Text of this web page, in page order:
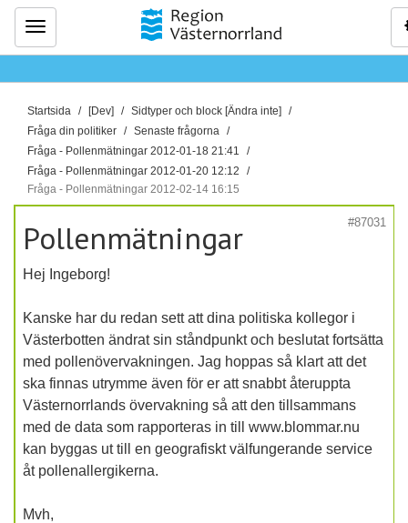
Meny
D
u
ä
r
h
r
:
Startsida [Dev]
Sidtyper och block [Ändra inte]
Fråga din politiker
Senaste frågorna
Fråga - Pollenmätningar 2012-01-18 21:41
Fråga - Pollenmätningar 2012-01-20 12:12
Fråga - Pollenmätningar 2012-02-14 16:15
#87031
Pollenmätningar
Hej Ingeborg!
Kanske har du redan sett att dina politiska kollegor i
Västerbotten ändrat sin ståndpunkt och beslutat fortsätta
med pollenövervakningen. Jag hoppas så klart att det
ska finnas utrymme även för er att snabbt återuppta
Västernorrlands övervakning så att den tillsammans
med de data som rapporteras in till www.blommar.nu
kan byggas ut till en geografiskt välfungerande service
åt pollenallergikerna.
Mvh,